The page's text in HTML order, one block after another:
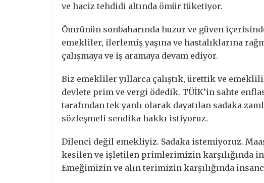
ve haciz tehdidi altında ömür tüketiyor.
Ömrünün sonbaharında huzur ve güven
emekliler, ilerlemiş yaşına ve hastalıklarına
çalışmaya ve iş aramaya devam ediyor.
Biz emekliler yıllarca çalıştık, ürettik ve
devlete prim ve vergi ödedik. TÜİK’in sahte
tarafından tek yanlı olarak dayatılan sadaka
sözleşmeli sendika hakkı istiyoruz.
Dilenci değil emekliyiz. Sadaka istemiyoruz.
kesilen ve işletilen primlerimizin karşılığında
Emeğimizin ve alın terimizin karşılığında